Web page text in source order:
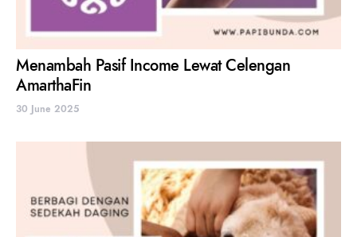
Menambah Pasif Income Lewat Celengan
AmarthaFin
30 June 2025